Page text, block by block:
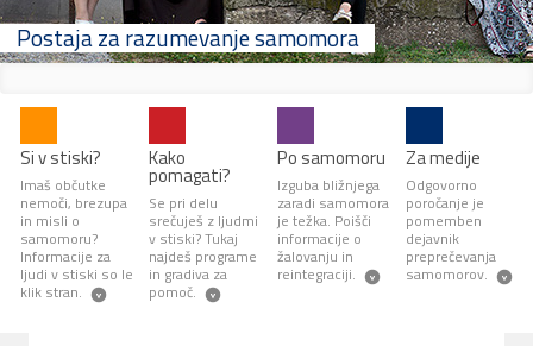
Postaja za razumevanje samomora
Si v stiski?
Imaš občutke
nemoči, brezupa
in misli o
samomoru?
Informacije za
ljudi v stiski so le
klik stran.
Kako
pomagati?
Se pri delu
srečuješ z ljudmi
v stiski? Tukaj
najdeš programe
in gradiva za
pomoč.
Po samomoru
Izguba bližnjega
zaradi samomora
je težka. Poišči
informacije o
žalovanju in
reintegraciji.
Za medije
Odgovorno
poročanje je
pomemben
dejavnik
preprečevanja
samomorov.